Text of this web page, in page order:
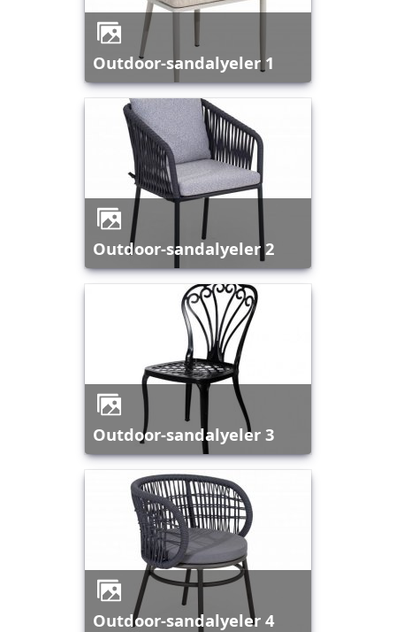
outdoor-sandalyeler 1
outdoor-sandalyeler 2
outdoor-sandalyeler 3
outdoor-sandalyeler 4